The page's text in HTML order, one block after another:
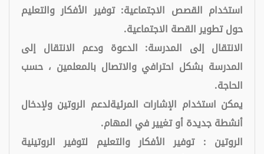
استخدام القصص الاجتماعية: توفير الأفكار والتعليم
حول تطوير القصة الاجتماعية.
الانتقال إلى المدرسة: الدعوة ودعم الانتقال إلى
المدرسة بشكل احترافي والاتصال بالمعلمين ، حسب
الحاجة.
يمكن استخدام الإشارات المرئيةلدعم الروتين ولإدخال
أنشطة جديدة أو تغيير في المهام.
الروتين : توفير الأفكار والتعليم لتوفير الروتينية